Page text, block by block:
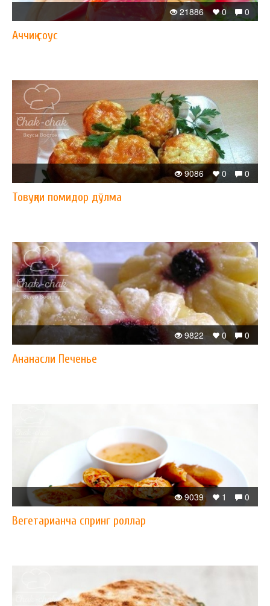
0
0
21886
Аччиқ соус
0
0
9086
Товуқли помидор дўлма
0
0
9822
Ананасли Печенье
0
1
9039
Вегетарианча спринг роллар